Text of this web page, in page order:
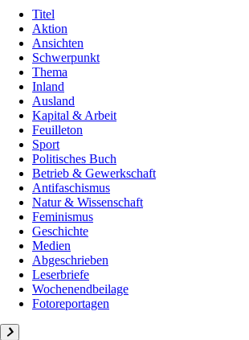
Titel
Aktion
Ansichten
Schwerpunkt
Thema
Inland
Ausland
Kapital & Arbeit
Feuilleton
Sport
Politisches Buch
Betrieb & Gewerkschaft
Antifaschismus
Natur & Wissenschaft
Feminismus
Geschichte
Medien
Abgeschrieben
Leserbriefe
Wochenendbeilage
Fotoreportagen